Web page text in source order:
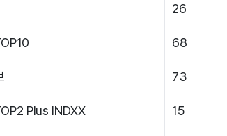
26
68
73
Plus INDXX 15